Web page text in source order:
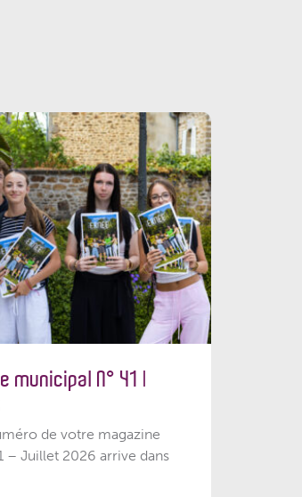
municipal N° 41 |
de votre magazine
– Juillet 2026 arrive dans